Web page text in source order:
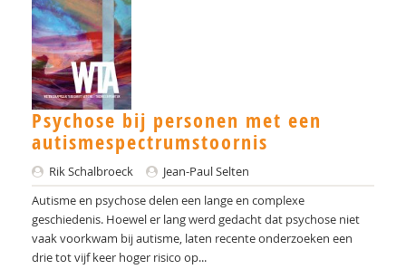
Oliver Tucha
Lisanne Tuenter
I.D.C. van Balkom
Inge van Balkom
Mark Van Bellinghen
Ina van Berckelaer-Onnes
Emma van Daalen
Psychose bij personen met een
autismespectrumstoornis
Rik Schalbroeck
Jean-Paul Selten
Autisme en psychose delen een lange en complexe
geschiedenis. Hoewel er lang werd gedacht dat psychose niet
vaak voorkwam bij autisme, laten recente onderzoeken een
drie tot vijf keer hoger risico op...